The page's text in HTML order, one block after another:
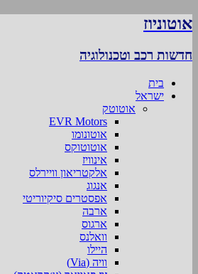
אוטוניוז
חדשות רכב וטכנולוגיה
בית
ישראל
אוטוטק
EVR Motors
אוטונומו
אוטוטוקס
אינוויז
אלקטריאון וויירלס
אנגוג
אפסטרים סיקיוריטי
ארבה
ארגוס
וואלנס
היילו
וויה (Via)